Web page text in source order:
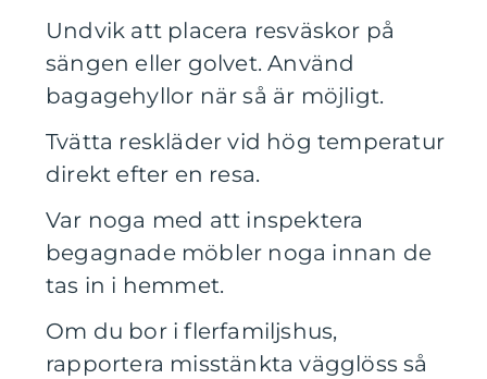
Undvik att placera resväskor på
sängen eller golvet. Använd
bagagehyllor när så är möjligt.
Tvätta reskläder vid hög temperatur
direkt efter en resa.
Var noga med att inspektera
begagnade möbler noga innan de
tas in i hemmet.
Om du bor i flerfamiljshus,
rapportera misstänkta vägglöss så